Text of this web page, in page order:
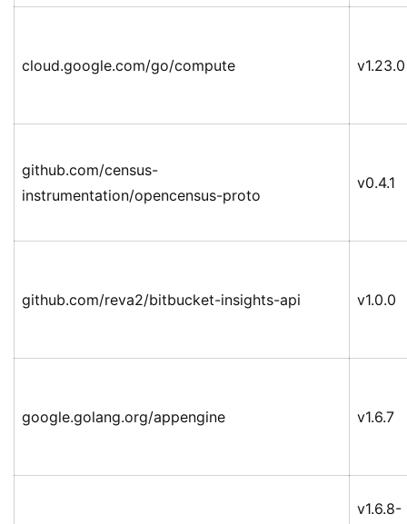
cloud.google.com/go/compute v1.23.0
github.com/census-
instrumentation/opencensus-proto
v0.4.1
github.com/reva2/bitbucket-insights-api v1.0.0
google.golang.org/appengine v1.6.7
v1.6.8-